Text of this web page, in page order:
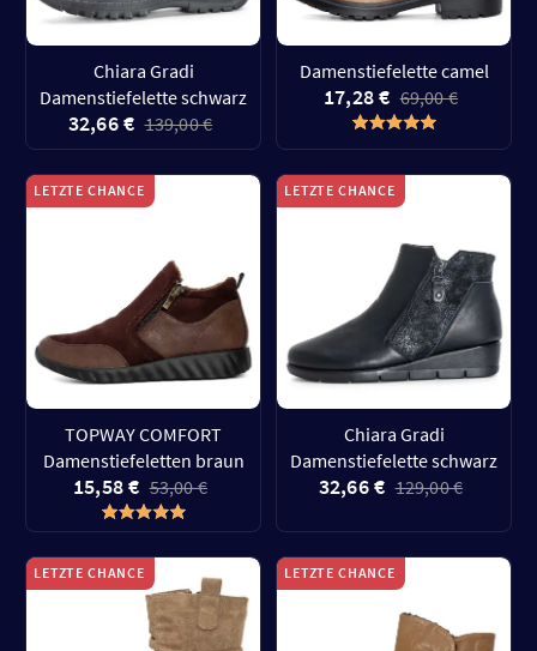
Chiara Gradi
Damenstiefelette schwarz
32,66 € 139,00 €
Damenstiefelette camel
17,28 € 69,00 €
LETZTE CHANCE
TOPWAY COMFORT
Damenstiefeletten braun
15,58 € 53,00 €
LETZTE CHANCE
Chiara Gradi
Damenstiefelette schwarz
32,66 € 129,00 €
LETZTE CHANCE LETZTE CHANCE